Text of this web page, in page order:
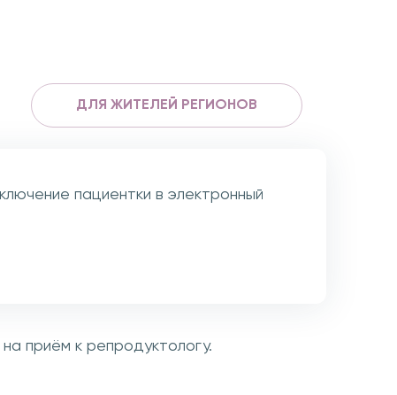
ДЛЯ ЖИТЕЛЕЙ РЕГИОНОВ
пациентки в электронный
приём к репродуктологу.